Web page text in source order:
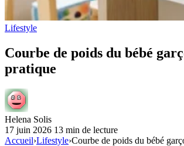
Lifestyle
Courbe de poids du bébé
pratique
Helena Solis
17 juin 2026 13 min de lecture
Accueil›Lifestyle›Courbe de poids du bébé